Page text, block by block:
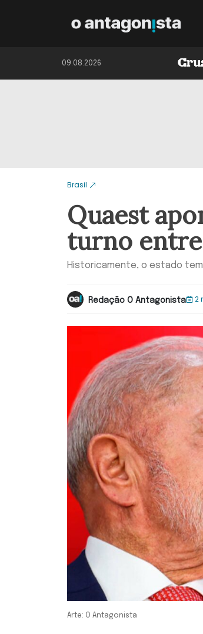
09.08.2026
Brasil
Quaest
turno entre
Historicamente, o estado
Redação O Antagonista 2
Arte: O Antagonista